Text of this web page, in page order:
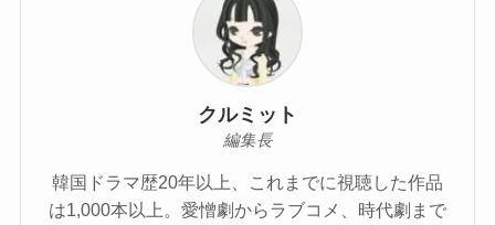
クルミット
編集長
韓国ドラマ歴20年以上、これまでに視聴した作品
は1,000本以上。愛憎劇からラブコメ、時代劇まで